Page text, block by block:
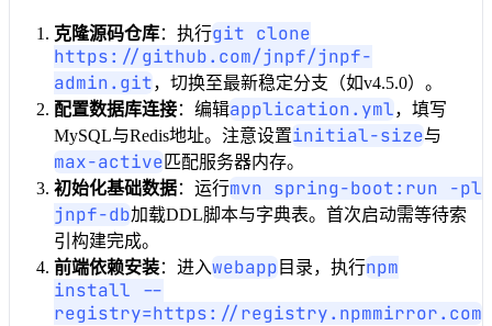
克隆源码仓库：执行git clone
https://github.com/jnpf/jnpf-
admin.git，切换至最新稳定分支（如v4.5.0）。
配置数据库连接：编辑application.yml，填写
MySQL与Redis地址。注意设置initial-size与
max-active 匹配服务器内存。
初始化基础数据：运行mvn spring-boot:run -pl
jnpf-db加载DDL脚本与字典表。首次启动需等待索
引构建完成。
前端依赖安装：进入webapp 目录，执行npm
install --
registry=https://registry.npmmirror.com